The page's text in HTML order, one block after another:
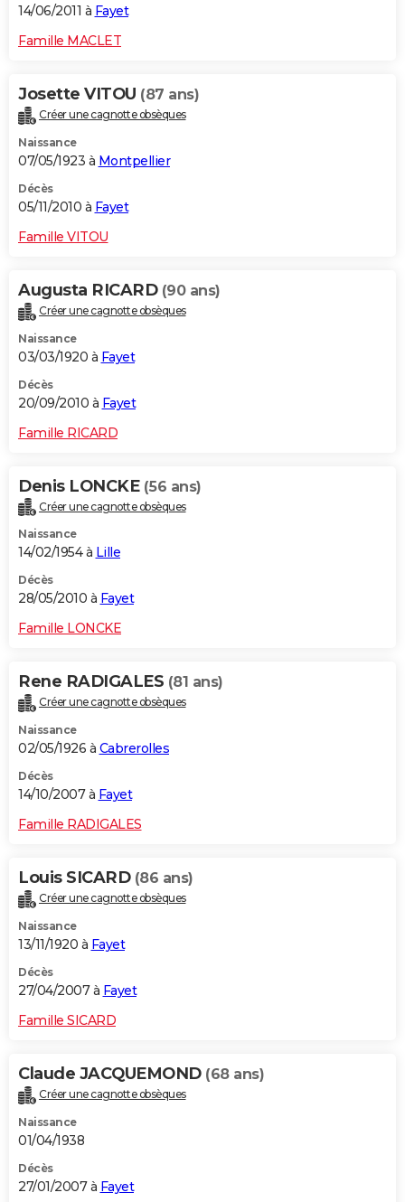
14/06/2011 à Fayet
Famille MACLET
Josette VITOU (87 ans)
Créer une cagnotte obsèques
Naissance
07/05/1923 à Montpellier
Décès
05/11/2010 à Fayet
Famille VITOU
Augusta RICARD (90 ans)
Créer une cagnotte obsèques
Naissance
03/03/1920 à Fayet
Décès
20/09/2010 à Fayet
Famille RICARD
Denis LONCKE (56 ans)
Créer une cagnotte obsèques
Naissance
14/02/1954 à Lille
Décès
28/05/2010 à Fayet
Famille LONCKE
Rene RADIGALES (81 ans)
Créer une cagnotte obsèques
Naissance
02/05/1926 à Cabrerolles
Décès
14/10/2007 à Fayet
Famille RADIGALES
Louis SICARD (86 ans)
Créer une cagnotte obsèques
Naissance
13/11/1920 à Fayet
Décès
27/04/2007 à Fayet
Famille SICARD
Claude JACQUEMOND (68 ans)
Créer une cagnotte obsèques
Naissance
01/04/1938
Décès
27/01/2007 à Fayet